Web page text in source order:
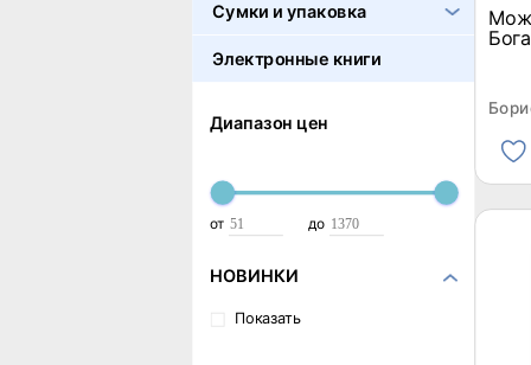
Сумки и упаковка
Электронные книги
Диапазон цен
от до
НОВИНКИ
Показать